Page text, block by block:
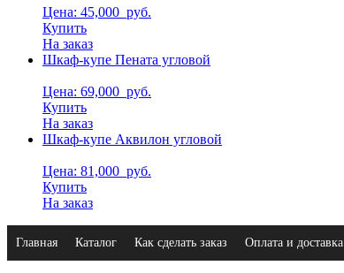
Цена: 45,000 руб.
Купить
На заказ
Шкаф-купе Пената угловой
Цена: 69,000 руб.
Купить
На заказ
Шкаф-купе Аквилон угловой
Цена: 81,000 руб.
Купить
На заказ
Главная Каталог Как сделать заказ Оплата и доставка